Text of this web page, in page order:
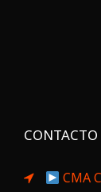
CONTACTO
CMA